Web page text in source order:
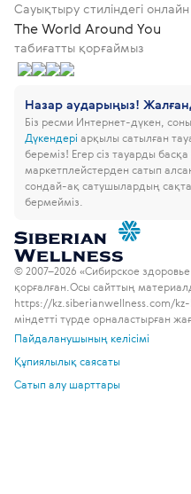
Сауықтыру стиліндегі
The World Around You
табиғатты қорғаймыз
Назар аударыңыз!
Біз ресми Интернет-дүкен,
Дүкендері арқылы сатылған
береміз! Егер сіз тауарды
маркетплейстерден сатып
сондай-ақ сатушылардың
бермейміз.
© 2007–2026 «Сибирское
қорғалған. Осы сайттың
https://kz.siberianwellness.com/kz-
міндетті түрде орналастырған
Пайдаланушының келісімі
Құпиялылық саясаты
Сатып алу шарттары